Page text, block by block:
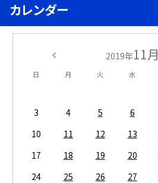
カレンダー
2019年11月
日 月 火 水
3
4 5 6
10
11 12 13
17
18 19 20
24
25 26 27